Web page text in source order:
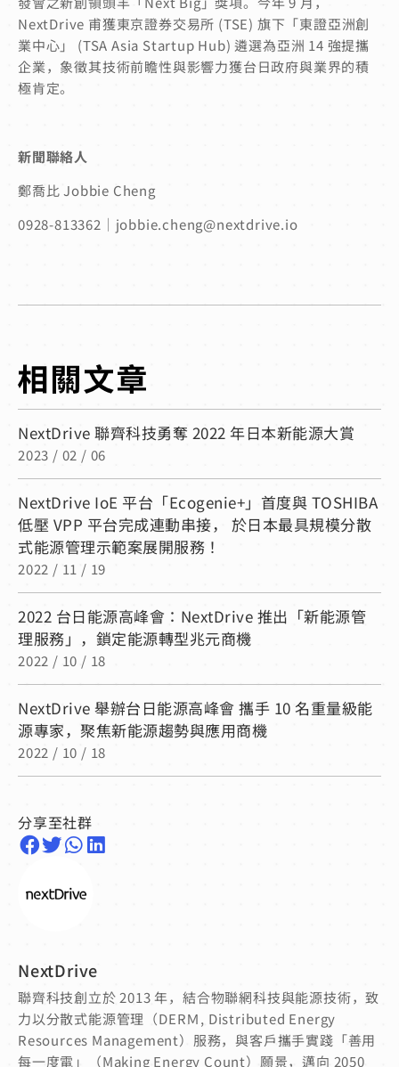
NextDrive 甫獲東京證券交易所 (TSE) 旗下「東證亞洲創
業中心」 (TSA Asia Startup Hub) 遴選為亞洲 14 強提攜
企業，象徵其技術前瞻性與影響力獲台日政府與業界的積
極肯定。
新聞聯絡人
鄭喬比 Jobbie Cheng
0928-813362｜jobbie.cheng@nextdrive.io
NextDrive 聯齊科技勇奪 2022 年日本新能源大賞
2023 / 02 / 06
NextDrive IoE 平台「Ecogenie+」首度與 TOSHIBA
低壓 VPP 平台完成連動串接， 於日本最具規模分散
式能源管理示範案展開服務！
2022 / 11 / 19
2022 台日能源高峰會：NextDrive 推出「新能源管
理服務」，鎖定能源轉型兆元商機
2022 / 10 / 18
NextDrive 舉辦台日能源高峰會 攜手 10 名重量級能
源專家，聚焦新能源趨勢與應用商機
2022 / 10 / 18
分享至社群
NextDrive
聯齊科技創立於 2013 年，結合物聯網科技與能源技術，致
力以分散式能源管理（DERＭ, Distributed Energy
Resources Management）服務，與客戶攜手實踐「善用
每一度電」（Making Energy Count）願景，邁向 2050